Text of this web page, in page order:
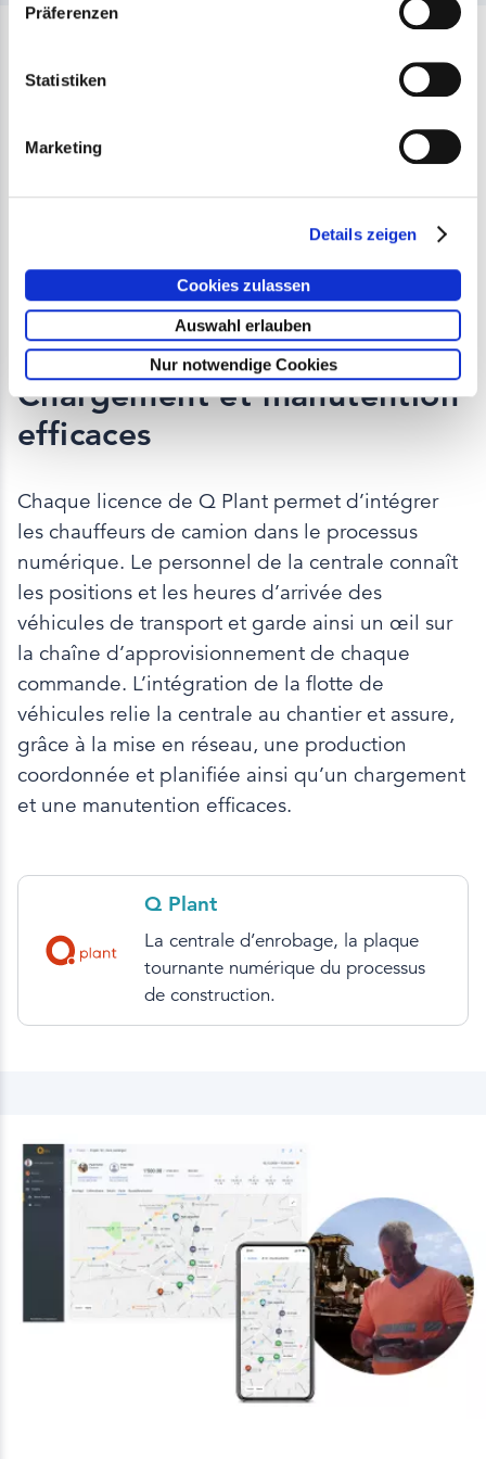
Präferenzen
Statistiken
Marketing
Details zeigen
Cookies zulassen
Auswahl erlauben
Nur notwendige Cookies
AVANTAGE USINE DE PRODUCTION
Chargement et manutention
efficaces
Chaque licence de Q Plant permet d’intégrer
les chauffeurs de camion dans le processus
numérique. Le personnel de la centrale connaît
les positions et les heures d’arrivée des
véhicules de transport et garde ainsi un œil sur
la chaîne d’approvisionnement de chaque
commande. L’intégration de la flotte de
véhicules relie la centrale au chantier et assure,
grâce à la mise en réseau, une production
coordonnée et planifiée ainsi qu’un chargement
et une manutention efficaces.
Q Plant
La centrale d’enrobage, la plaque
tournante numérique du processus
de construction.